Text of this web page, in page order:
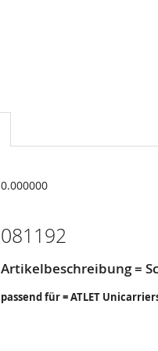
0.000000
081192
Artikelbeschreibung =
passend für = ATLET